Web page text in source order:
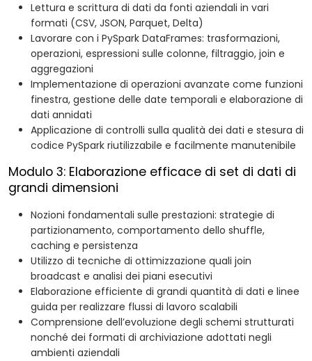
Lettura e scrittura di dati da fonti aziendali in vari
formati (CSV, JSON, Parquet, Delta)
Lavorare con i PySpark DataFrames: trasformazioni,
operazioni, espressioni sulle colonne, filtraggio, join e
aggregazioni
Implementazione di operazioni avanzate come funzioni
finestra, gestione delle date temporali e elaborazione di
dati annidati
Applicazione di controlli sulla qualità dei dati e stesura di
codice PySpark riutilizzabile e facilmente manutenibile
Modulo 3: Elaborazione efficace di set di dati di
grandi dimensioni
Nozioni fondamentali sulle prestazioni: strategie di
partizionamento, comportamento dello shuffle,
caching e persistenza
Utilizzo di tecniche di ottimizzazione quali join
broadcast e analisi dei piani esecutivi
Elaborazione efficiente di grandi quantità di dati e linee
guida per realizzare flussi di lavoro scalabili
Comprensione dell’evoluzione degli schemi strutturati
nonché dei formati di archiviazione adottati negli
ambienti aziendali